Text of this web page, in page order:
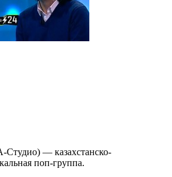
Студио) — казахстанско-
поп-группа.